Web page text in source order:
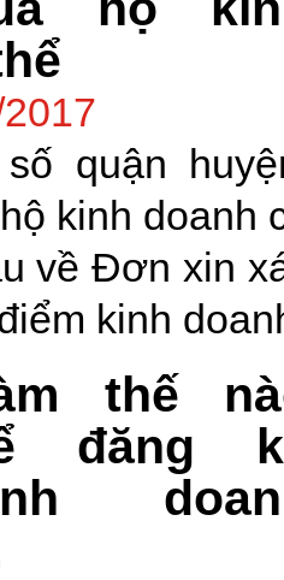
quận
kinh doanh
về Đơn xin
kinh
thế
đăng